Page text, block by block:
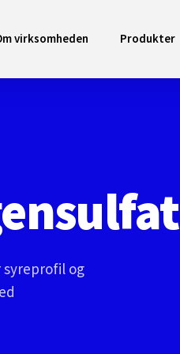
virksomheden Produkter
og